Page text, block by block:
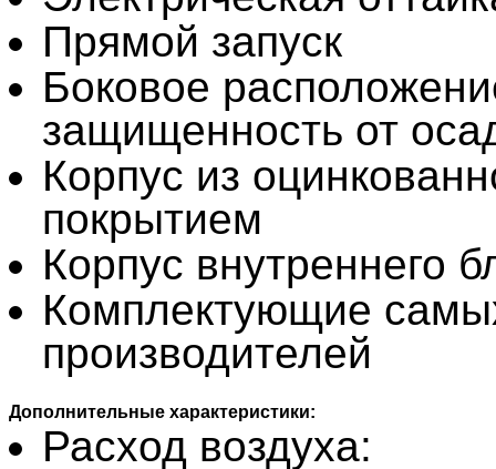
Прямой запуск
Боковое
защищенность от
Корпус из
покрытием
Корпус внутреннего
Комплектующие
производителей
Дополнительные характеристики:
Расход воздуха: